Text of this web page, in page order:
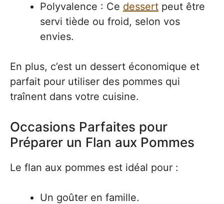
Polyvalence : Ce dessert peut être
servi tiède ou froid, selon vos
envies.
En plus, c’est un dessert économique et
parfait pour utiliser des pommes qui
traînent dans votre cuisine.
Occasions Parfaites pour
Préparer un Flan aux Pommes
Le flan aux pommes est idéal pour :
Un goûter en famille.